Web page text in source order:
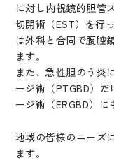
に対し内視鏡的胆管
切開術（EST）を行
は外科と合同で腹腔
ます。
また、急性胆のう炎
ージ術（PTGBD）
ージ術（ERGBD）に
地域の皆様のニーズ
ます。